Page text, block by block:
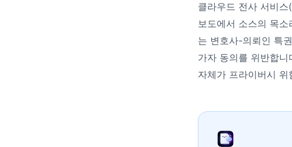
클라우드 전사 서비
보도에서 소스의 목
는 변호사-의뢰인 특
가자 동의를 위반합
자체가 프라이버시